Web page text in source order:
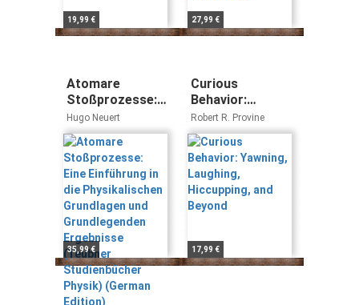
19,99 € 27,99 €
Atomare
Stoßprozesse:
Eine Einführung
in die
Physikalischen
Grundlagen und
Grundlegenden
Ergebnisse
(Teubner
Studienbücher
Physik) (German
Edition)
Hugo Neuert
35,99 €
Curious
Behavior:
Yawning,
Laughing,
Hiccupping, and
Beyond
Robert R. Provine
17,99 €